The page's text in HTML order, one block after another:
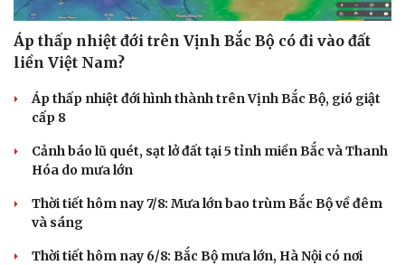
Áp thấp nhiệt đới trên Vịnh Bắc Bộ có đi vào đất
liền Việt Nam?
Áp thấp nhiệt đới hình thành trên Vịnh Bắc Bộ, gió giật
cấp 8
Cảnh báo lũ quét, sạt lở đất tại 5 tỉnh miền Bắc và Thanh
Hóa do mưa lớn
Thời tiết hôm nay 7/8: Mưa lớn bao trùm Bắc Bộ về đêm
và sáng
Thời tiết hôm nay 6/8: Bắc Bộ mưa lớn, Hà Nội có nơi